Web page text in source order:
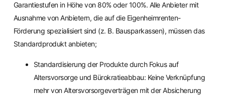
Garantiestufen in Höhe von 80% oder 100%. Alle Anbieter mit
Ausnahme von Anbietern, die auf die Eigenheimrenten-
Förderung spezialisiert sind (z. B. Bausparkassen), müssen das
Standardprodukt anbieten;
Standardisierung der Produkte durch Fokus auf
Altersvorsorge und Bürokratieabbau: Keine Verknüpfung
mehr von Altersvorsorgeverträgen mit der Absicherung